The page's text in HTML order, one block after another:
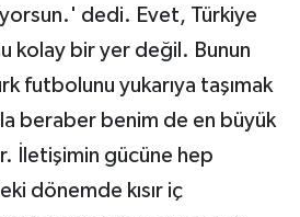
dedi. Evet, Türkiye
kolay bir yer değil. Bunun
futbolunu yukarıya taşımak
beraber benim de en büyük
İletişimin gücüne hep
dönemde kısır iç